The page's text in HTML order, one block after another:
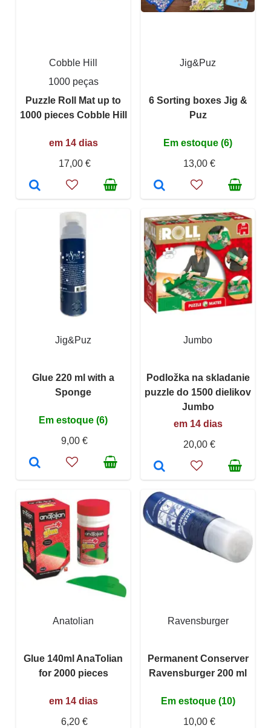
Cobble Hill
1000 peças
Puzzle Roll Mat up to
1000 pieces Cobble Hill
em 14 dias
17,00 €
Jig&Puz
6 Sorting boxes Jig &
Puz
Em estoque (6)
13,00 €
Jig&Puz
Glue 220 ml with a
Sponge
Em estoque (6)
9,00 €
Jumbo
Podložka na skladanie
puzzle do 1500 dielikov
Jumbo
em 14 dias
20,00 €
Anatolian
Glue 140ml AnaTolian
for 2000 pieces
em 14 dias
6,20 €
Ravensburger
Permanent Conserver
Ravensburger 200 ml
Em estoque (10)
10,00 €